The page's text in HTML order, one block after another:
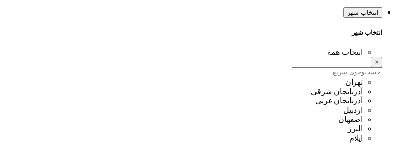
انتخاب شهر
انتخاب شهر
انتخاب همه
×
تهران
آذربایجان شرقی
آذربایجان غربی
اردبیل
اصفهان
البرز
ایلام